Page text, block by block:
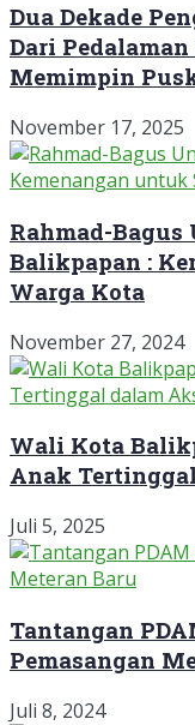
Dua Dekade
Dari
Memimpin
November 17, 2025
Rahmad-
Balikpapan :
Warga Kota
November 27, 2024
Wali Kota
Anak
Juli 5, 2025
Tantangan
Pemasangan
Juli 8, 2024